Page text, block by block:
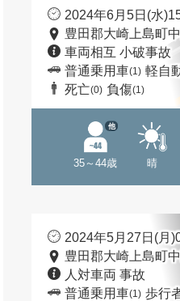
2024年6月5日(水
豊田郡大崎上島町
車両相互 小破事故
普通乗用車(1) 軽自
死亡(0) 負傷(1)
35～44歳
他
晴
2024年5月27日(月
豊田郡大崎上島町
人対車両 事故
普通乗用車(1) 歩行